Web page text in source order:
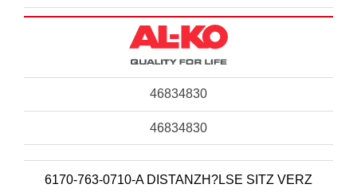
46834830
46834830
6170-763-0710-A DISTANZH?LSE SITZ VERZ